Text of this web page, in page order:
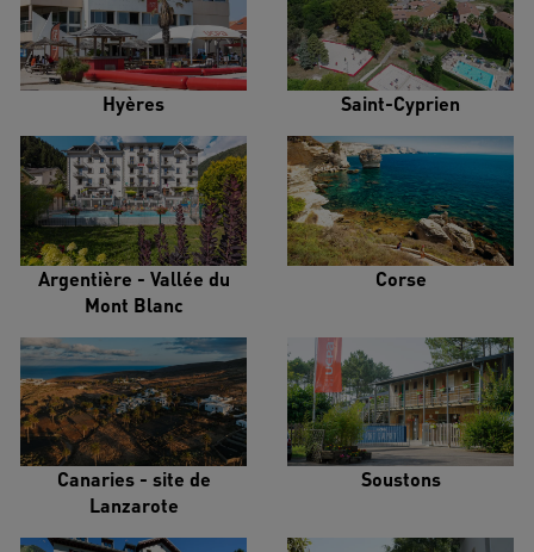
Hyères Saint-Cyprien
Argentière - Vallée du
Mont Blanc
Corse
Canaries - site de
Lanzarote
Soustons